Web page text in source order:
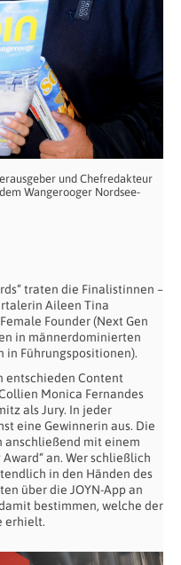
und Chefredakteur
Wangerooger Nordsee-
traten die Finalistinnen –
Aileen Tina
Founder (Next Gen
in männerdominierten
in Führungspositionen).
entschieden Content
Monica Fernandes
als Jury. In jeder
eine Gewinnerin aus. Die
mit einem
an. Wer schließlich
in den Händen des
über die JOYN-App an
bestimmen, welche der
erhielt.